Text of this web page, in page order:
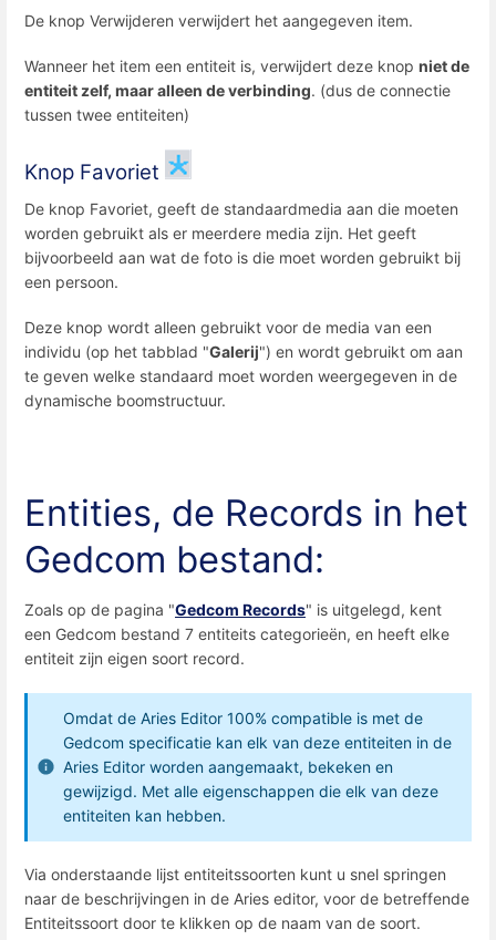
De knop Verwijderen verwijdert het aangegeven item.
Wanneer het item een ​​entiteit is, verwijdert deze knop niet de
entiteit zelf, maar alleen de verbinding. (dus de connectie
tussen twee entiteiten)
Knop Favoriet
De knop Favoriet, geeft de standaardmedia aan die moeten
worden gebruikt als er meerdere media zijn. Het geeft
bijvoorbeeld aan wat de foto is die moet worden gebruikt bij
een persoon.
Deze knop wordt alleen gebruikt voor de media van een
individu (op het tabblad "Galerij") en wordt gebruikt om aan
te geven welke standaard moet worden weergegeven in de
dynamische boomstructuur.
Entities, de Records in het
Gedcom bestand:
Zoals op de pagina "Gedcom Records" is uitgelegd, kent
een Gedcom bestand 7 entiteits categorieën, en heeft elke
entiteit zijn eigen soort record.
Omdat de Aries Editor 100% compatible is met de
Gedcom specificatie kan elk van deze entiteiten in de
Aries Editor worden aangemaakt, bekeken en
gewijzigd. Met alle eigenschappen die elk van deze
entiteiten kan hebben.
Via onderstaande lijst entiteitssoorten kunt u snel springen
naar de beschrijvingen in de Aries editor, voor de betreffende
Entiteitssoort door te klikken op de naam van de soort.